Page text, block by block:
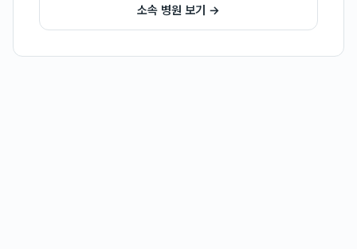
소속 병원 보기 →